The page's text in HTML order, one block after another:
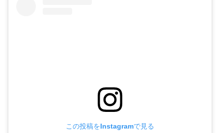
この投稿をInstagramで見る